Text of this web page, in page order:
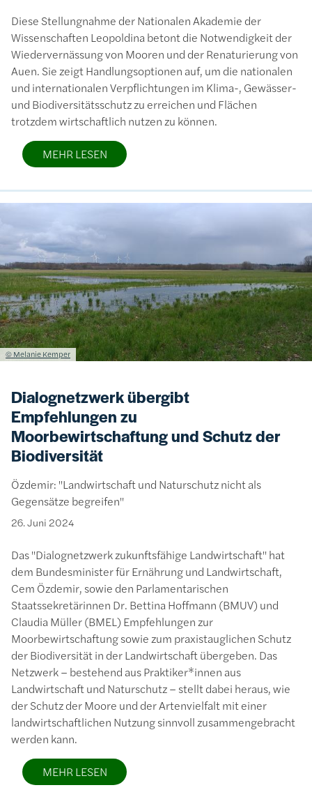
Diese Stellungnahme der Nationalen Akademie der
Wissenschaften Leopoldina betont die Notwendigkeit der
Wiedervernässung von Mooren und der Renaturierung von
Auen. Sie zeigt Handlungsoptionen auf, um die nationalen
und internationalen Verpflichtungen im Klima-, Gewässer-
und Biodiversitätsschutz zu erreichen und Flächen
trotzdem wirtschaftlich nutzen zu können.
MEHR LESEN
Bild
Lizenzinformationen einschließlich Urheberrecht
© Melanie Kemper
Dialognetzwerk übergibt
Empfehlungen zu
Moorbewirtschaftung und Schutz der
Biodiversität
Özdemir: "Landwirtschaft und Naturschutz nicht als
Gegensätze begreifen"
26. Juni 2024
Das "Dialognetzwerk zukunftsfähige Landwirtschaft" hat
dem Bundesminister für Ernährung und Landwirtschaft,
Cem Özdemir, sowie den Parlamentarischen
Staatssekretärinnen Dr. Bettina Hoffmann (BMUV) und
Claudia Müller (BMEL) Empfehlungen zur
Moorbewirtschaftung sowie zum praxistauglichen Schutz
der Biodiversität in der Landwirtschaft übergeben. Das
Netzwerk – bestehend aus Praktiker*innen aus
Landwirtschaft und Naturschutz – stellt dabei heraus, wie
der Schutz der Moore und der Artenvielfalt mit einer
landwirtschaftlichen Nutzung sinnvoll zusammengebracht
werden kann.
MEHR LESEN